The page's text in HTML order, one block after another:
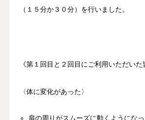
（１５分か３０分）を行いました。
《第１回目と２回目にご利用いただいた
〈体に変化があった〉
肩の周りがスムーズに動くようになっ